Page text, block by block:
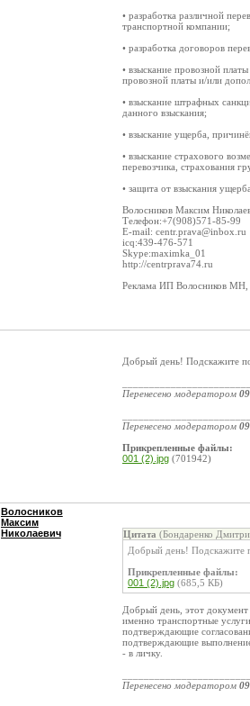
• разработка различной
транспортной компании;
• разработка договоров
• взыскание провозной
провозной платы и/или
• взыскание штрафных
данного взыскания;
• взыскание ущерба,
• взыскание страхового
перевозчика, страхования
• защита от взыскания
Волосников Максим
Телефон:+7(908)571-85-99
E-mail: centr.prava@inbox.ru
icq:439-476-571
Skype:maximka_01
http://centrprava74.ru
Реклама ИП Волосников
Добрый день! Подскажите
Перенесено модератором
Перенесено модератором
Прикрепленные файлы:
001 (2).jpg (701942)
Волосников
Максим
Николаевич
Цитата (Бондаренко
Добрый день! Подскажите
Прикрепленные файлы:
001 (2).jpg (685,5 КБ)
Добрый день, этот документ
именно транспортные
подтверждающие
подтверждающие
- в личку.
Перенесено модератором